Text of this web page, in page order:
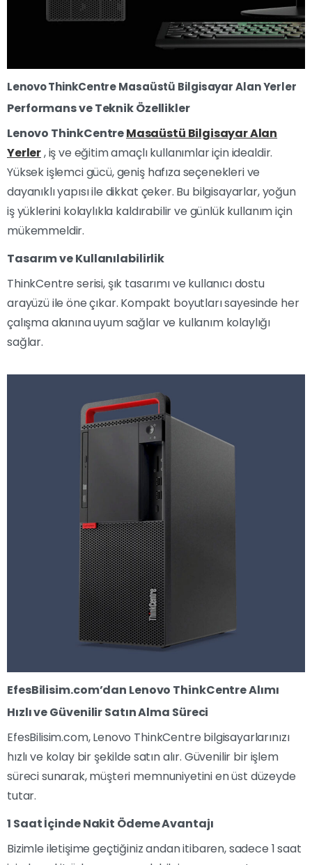
Lenovo ThinkCentre Masaüstü Bilgisayar Alan Yerler
Performans ve Teknik Özellikler
Lenovo ThinkCentreMasaüstü Bilgisayar Alan
Yerler, iş ve eğitim amaçlı kullanımlar için idealdir.
Yüksek işlemci gücü, geniş hafıza seçenekleri ve
dayanıklı yapısı ile dikkat çeker. Bu bilgisayarlar, yoğun
iş yüklerini kolaylıkla kaldırabilir ve günlük kullanım için
mükemmeldir.
Tasarım ve Kullanılabilirlik
ThinkCentre serisi, şık tasarımı ve kullanıcı dostu
arayüzü ile öne çıkar. Kompakt boyutları sayesinde her
çalışma alanına uyum sağlar ve kullanım kolaylığı
sağlar.
EfesBilisim.com’dan Lenovo ThinkCentre Alımı
Hızlı ve Güvenilir Satın Alma Süreci
EfesBilisim.com, Lenovo ThinkCentre bilgisayarlarınızı
hızlı ve kolay bir şekilde satın alır. Güvenilir bir işlem
süreci sunarak, müşteri memnuniyetini en üst düzeyde
tutar.
1 Saat İçinde Nakit Ödeme Avantajı
Bizimle iletişime geçtiğiniz andan itibaren, sadece 1 saat